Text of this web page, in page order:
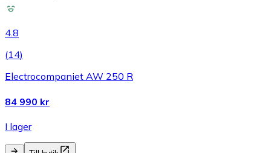
4.8
(14)
Electrocompaniet AW 250 R
84 990 kr
I lager